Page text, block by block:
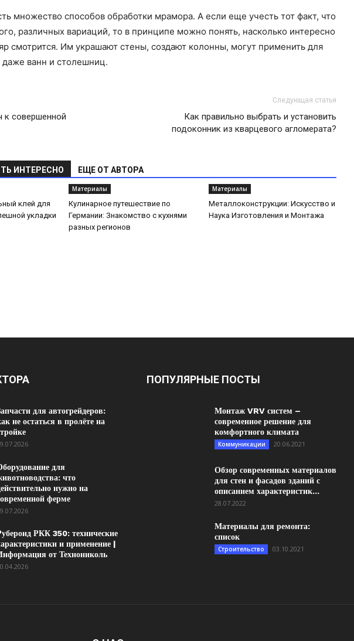
множество способов обработки мрамора. А если еще учесть тот факт, что
различных вариаций, то в принципе можно понять, насколько интересно
смотрится. Им украшают стены, создают колонны, могут применить для
даже ванн и столешниц.
совершенной
Следующая статья
Как правильно выбрать и установить
подоконник из кварцевого агломерата?
ИНТЕРЕСНО ЕЩЕ ОТ АВТОРА
клей для
укладки
Материалы
Кулинарное путешествие по
Германии: Знакомство с кухнями
разных регионов
Материалы
Металлоконструкции: Искусство и
Наука Изготовления и Монтажа
для автогрейдеров:
не остаться в пролёте на
для
что
нужно на
ферме
РКК 350: технические
и применение |
от Технониколь
ПОПУЛЯРНЫЕ ПОСТЫ
Монтаж VRV систем –
современное решение для
комфортного климата
Коммуникации 20.06.2021
Обзор современных материалов
для стен и фасадов зданий с
описанием характеристик...
28.07.2022
Материалы для ремонта:
список
Строительство 03.10.2021